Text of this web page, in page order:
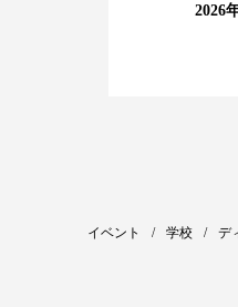
2026
イベント 学校 デ